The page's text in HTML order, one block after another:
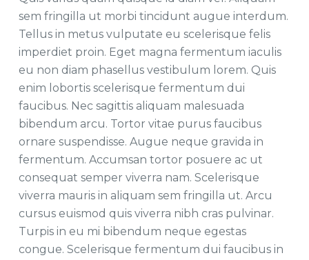
sem fringilla ut morbi tincidunt augue interdum.
Tellus in metus vulputate eu scelerisque felis
imperdiet proin. Eget magna fermentum iaculis
eu non diam phasellus vestibulum lorem. Quis
enim lobortis scelerisque fermentum dui
faucibus. Nec sagittis aliquam malesuada
bibendum arcu. Tortor vitae purus faucibus
ornare suspendisse. Augue neque gravida in
fermentum. Accumsan tortor posuere ac ut
consequat semper viverra nam. Scelerisque
viverra mauris in aliquam sem fringilla ut. Arcu
cursus euismod quis viverra nibh cras pulvinar.
Turpis in eu mi bibendum neque egestas
congue. Scelerisque fermentum dui faucibus in